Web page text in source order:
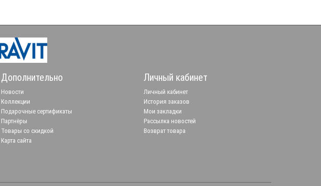
Дополнительно
Новости
Коллекции
Подарочные сертификаты
Партнёры
Товары со скидкой
Карта сайта
Личный кабинет
Личный кабинет
История заказов
Мои закладки
Рассылка новостей
Возврат товара